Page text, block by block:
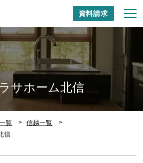
資料請求
サホーム北信
覧
信越一覧
信